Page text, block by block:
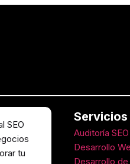
SEO
tu
Servicios
Auditoría SEO
Desarrollo
Desarrollo